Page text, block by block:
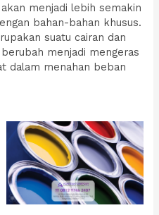
menjadi lebih semakin
bahan-bahan khusus.
suatu cairan dan
menjadi mengeras
dalam menahan beban